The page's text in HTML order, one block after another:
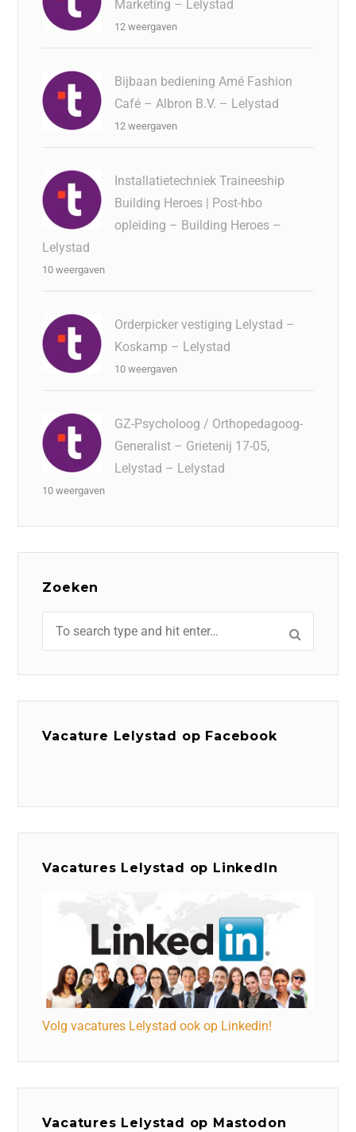
Marketing – Lelystad
12 weergaven
Bijbaan bediening Amé Fashion
Café – Albron B.V. – Lelystad
12 weergaven
Installatietechniek Traineeship
Building Heroes | Post-hbo
opleiding – Building Heroes –
Lelystad
10 weergaven
Orderpicker vestiging Lelystad –
Koskamp – Lelystad
10 weergaven
GZ-Psycholoog / Orthopedagoog-
Generalist – Grietenij 17-05,
Lelystad – Lelystad
10 weergaven
Zoeken
Vacature Lelystad op Facebook
Vacatures Lelystad op LinkedIn
Volg vacatures Lelystad ook op Linkedin!
Vacatures Lelystad op Mastodon